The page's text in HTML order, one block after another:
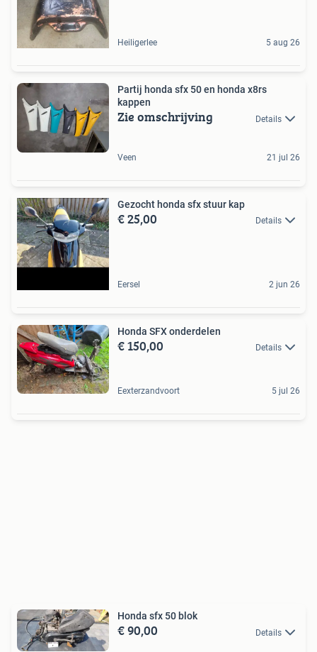
Heiligerlee 5 aug 26
Partij honda sfx 50 en honda x8rs
kappen
Zie omschrijving Details
Veen 21 jul 26
Gezocht honda sfx stuur kap
€ 25,00 Details
Eersel 2 jun 26
Honda SFX onderdelen
€ 150,00 Details
Eexterzandvoort 5 jul 26
Honda sfx 50 blok
€ 90,00 Details